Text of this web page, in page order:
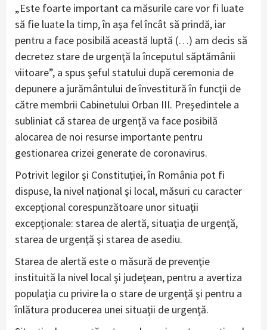
„Este foarte important ca măsurile care vor fi luate
să fie luate la timp, în aşa fel încât să prindă, iar
pentru a face posibilă această luptă (…) am decis să
decretez stare de urgenţă la începutul săptămânii
viitoare”, a spus şeful statului după ceremonia de
depunere a jurământului de învestitură în funcţii de
către membrii Cabinetului Orban III. Preşedintele a
subliniat că starea de urgenţă va face posibilă
alocarea de noi resurse importante pentru
gestionarea crizei generate de coronavirus.
Potrivit legilor şi Constituţiei, în România pot fi
dispuse, la nivel naţional şi local, măsuri cu caracter
excepţional corespunzătoare unor situaţii
excepţionale: starea de alertă, situaţia de urgenţă,
starea de urgenţă şi starea de asediu.
Starea de alertă este o măsură de prevenţie
instituită la nivel local şi judeţean, pentru a avertiza
populaţia cu privire la o stare de urgenţă şi pentru a
înlătura producerea unei situaţii de urgenţă.